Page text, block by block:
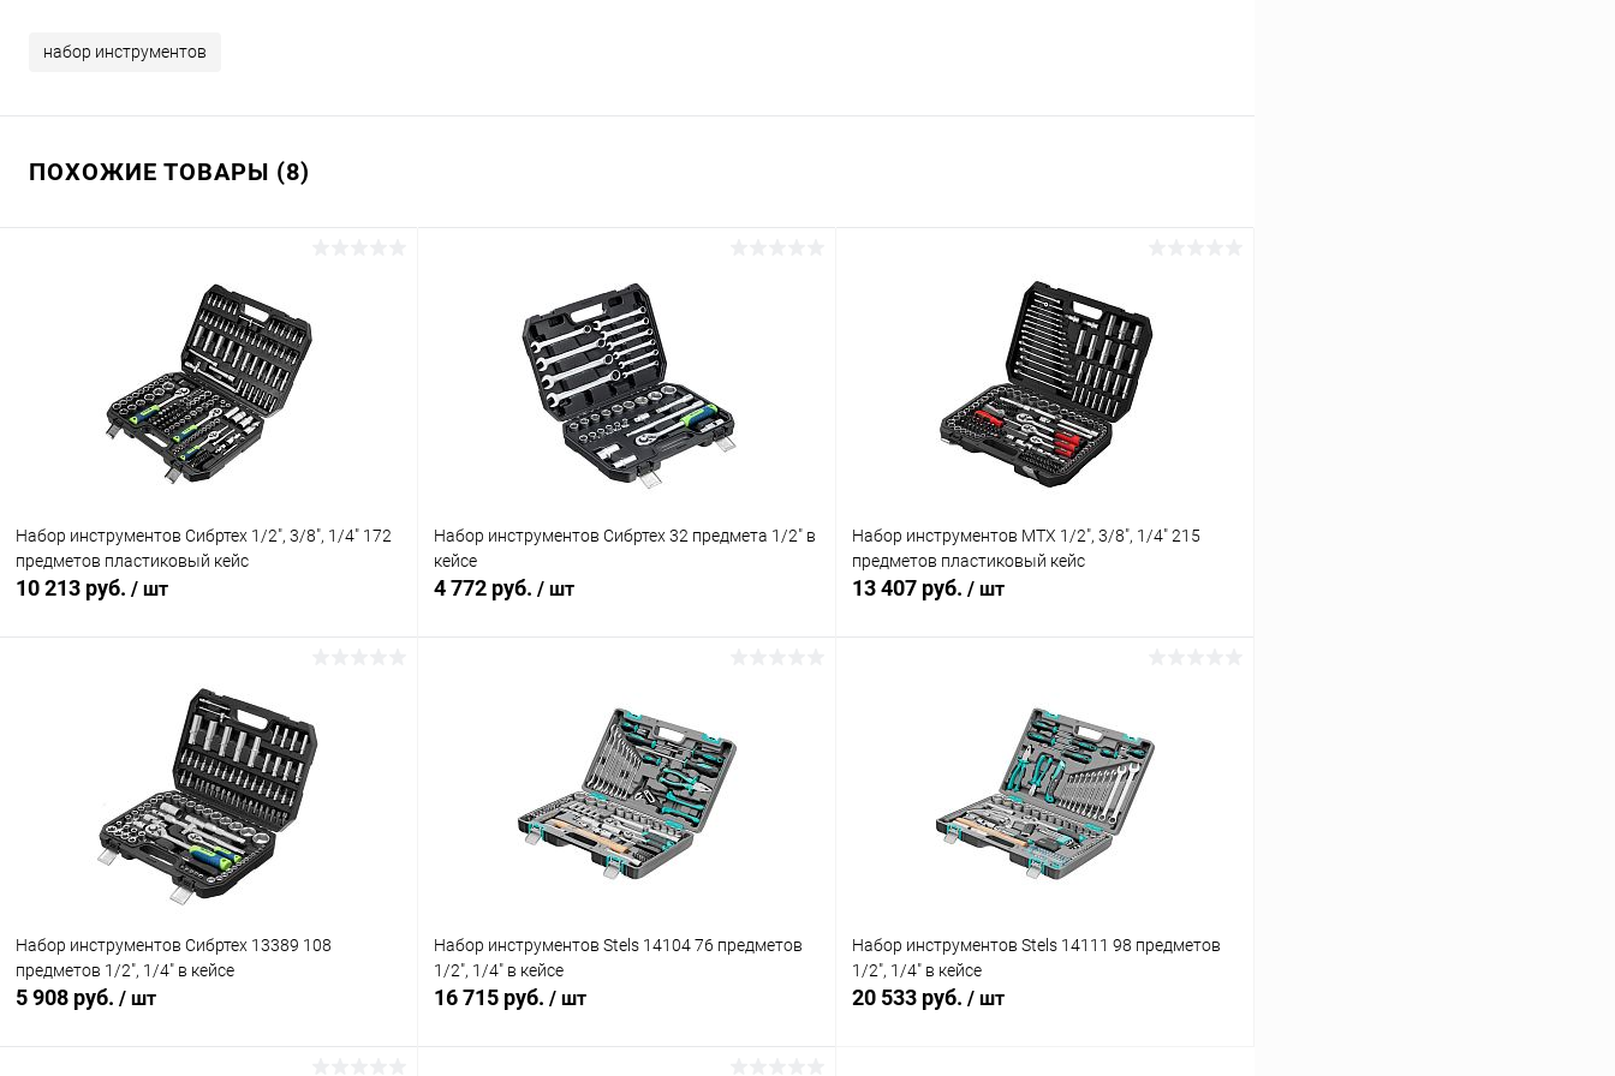
набор инструментов
ПОХОЖИЕ ТОВАРЫ (8)
Набор инструментов Сибртех 1/2", 3/8", 1/4" 172
предметов пластиковый кейс
10 213 руб. / шт
В корзину
Сравнение
В наличии
Набор инструментов Сибртех 32 предмета 1/2" в
кейсе
4 772 руб. / шт
К сравнению
В наличии
Набор инструментов MTX 1/2", 3/8", 1/4" 215
предметов пластиковый кейс
13 407 руб. / шт
К сравнению
В наличии
Набор инструментов Сибртех 13389 108
предметов 1/2", 1/4" в кейсе
5 908 руб. / шт
Набор инструментов Stels 14104 76 предметов
1/2", 1/4" в кейсе
16 715 руб. / шт
Набор инструментов Stels 14111 98 предметов
1/2", 1/4" в кейсе
20 533 руб. / шт